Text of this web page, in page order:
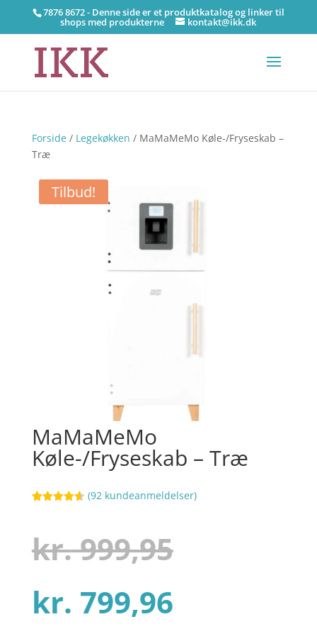
7876 8672 - Denne side er et produktkatalog og linker til
shops med produkterne kontakt@ikk.dk
Forside/ Legekøkken / MaMaMeMo Køle-/Fryseskab –
Træ
Tilbud!
MaMaMeMo
Køle-/Fryseskab – Træ
baseret på
kundebedø
mmelser
(92 kundeanmeldelser)
kr.999,95
kr. 799,96Den